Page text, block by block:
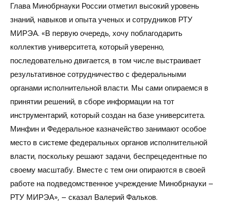
Глава Минобрнауки России отметил высокий уровень
знаний, навыков и опыта ученых и сотрудников РТУ
МИРЭА. «В первую очередь, хочу поблагодарить
коллектив университета, который уверенно,
последовательно двигается, в том числе выстраивает
результативное сотрудничество с федеральными
органами исполнительной власти. Мы сами опираемся в
принятии решений, в сборе информации на тот
инструментарий, который создан на базе университета.
Минфин и Федеральное казначейство занимают особое
место в системе федеральных органов исполнительной
власти, поскольку решают задачи, беспрецедентные по
своему масштабу. Вместе с тем они опираются в своей
работе на подведомственное учреждение Минобрнауки –
РТУ МИРЭА», – сказал Валерий Фальков.